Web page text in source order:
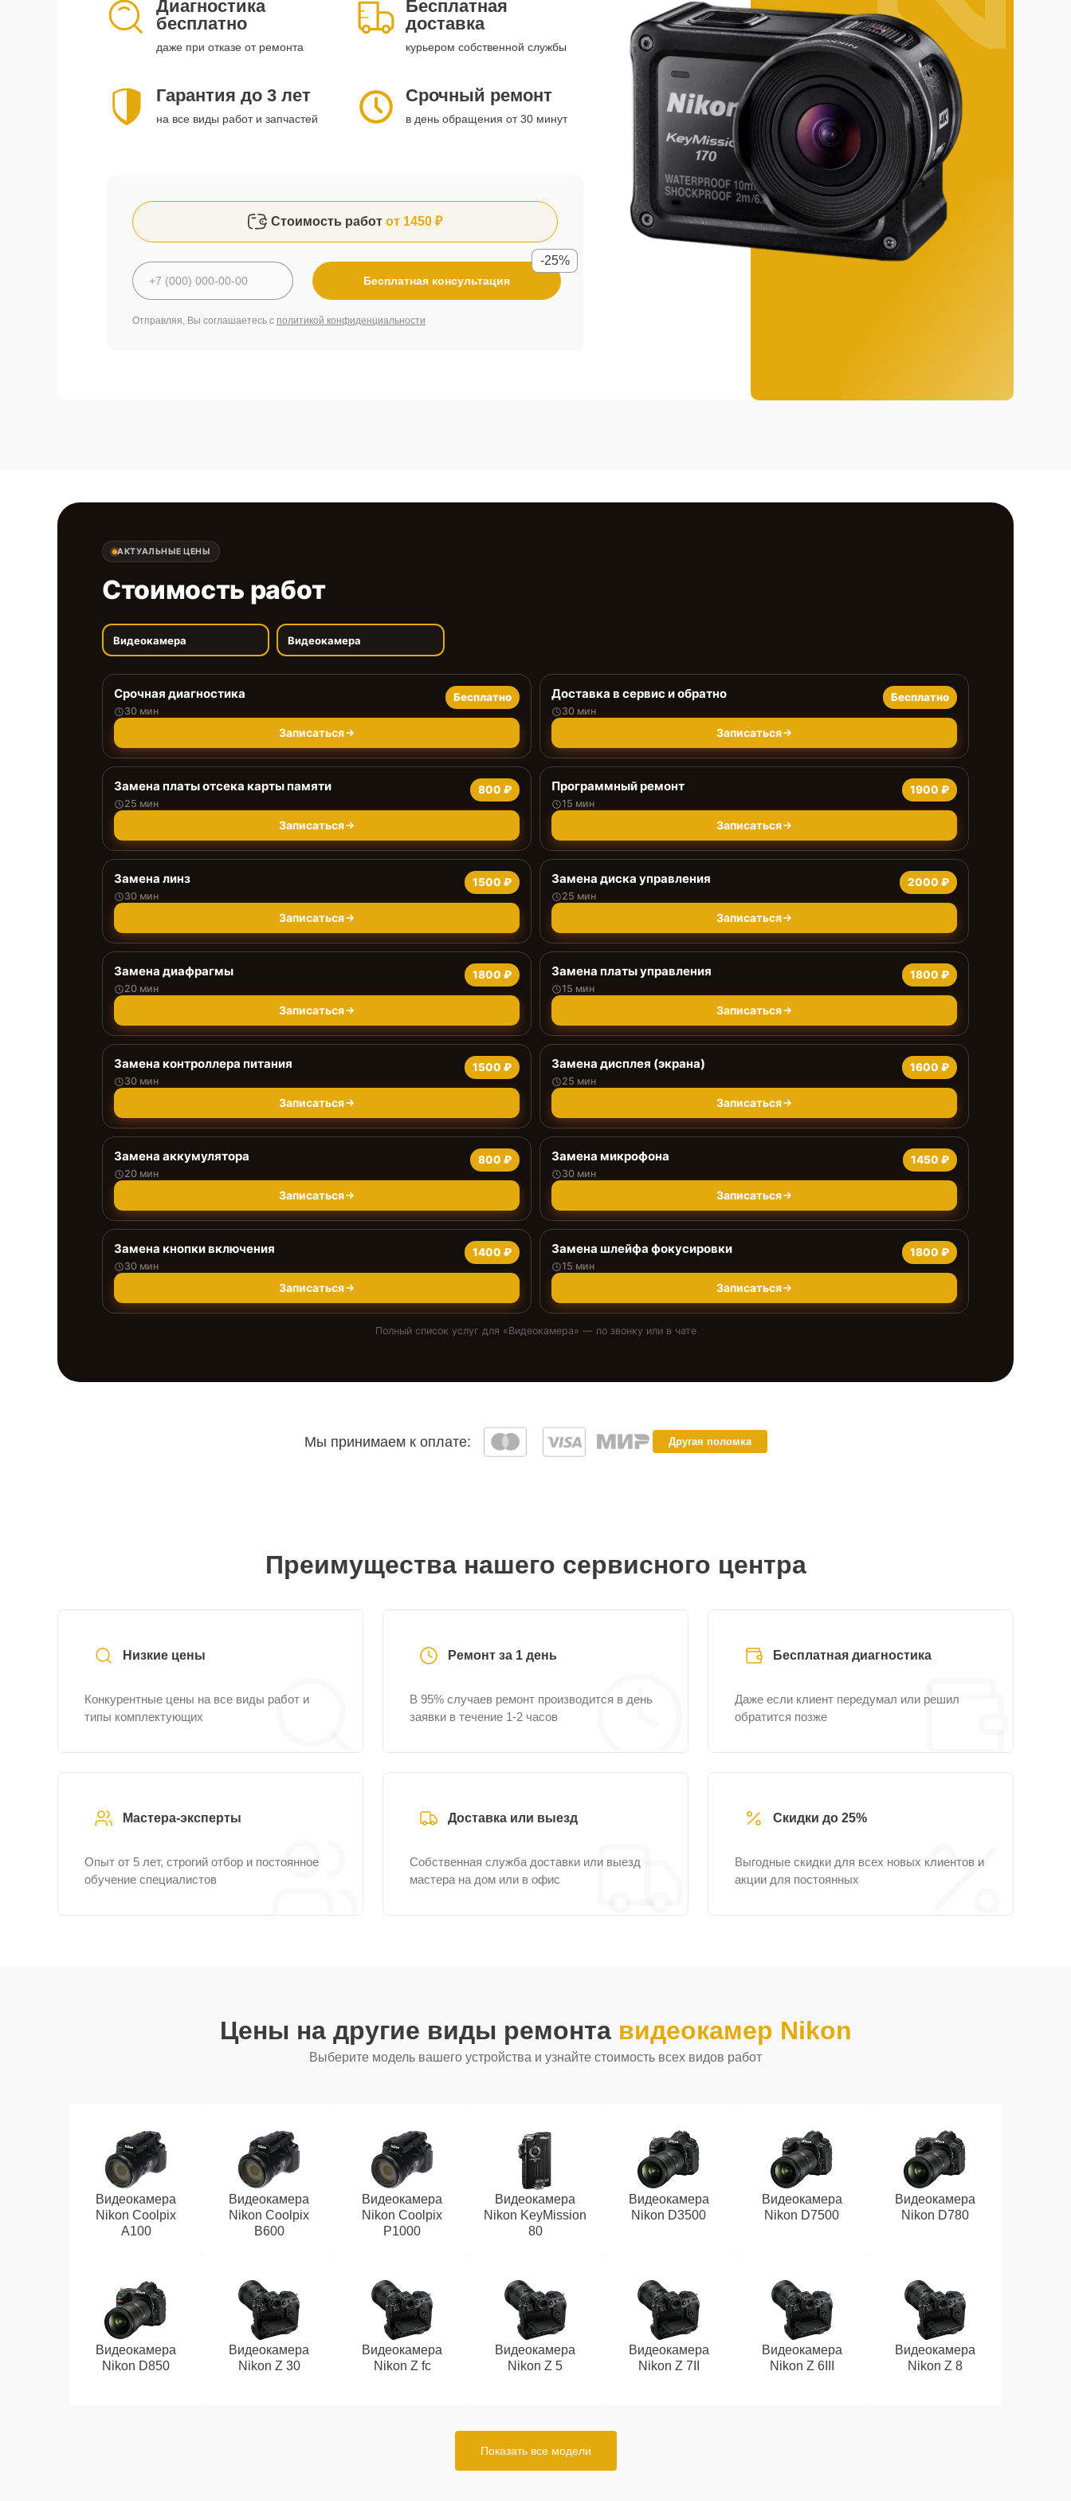
Диагностика
бесплатно
даже при отказе от ремонта
Бесплатная
доставка
курьером собственной службы
Гарантия до 3 лет
на все виды работ и запчастей
Срочный ремонт
в день обращения от 30 минут
Стоимость работ от 1450 ₽
Бесплатная консультация
-25%
Отправляя, Вы соглашаетесь с политикой конфиденциальности
АКТУАЛЬНЫЕ ЦЕНЫ
Стоимость работ
Видеокамера Видеокамера
Срочная диагностика
30 мин
Бесплатно
Записаться
Доставка в сервис и обратно
30 мин
Бесплатно
Записаться
Замена платы отсека карты памяти
25 мин
800 ₽
Записаться
Программный ремонт
15 мин
1900 ₽
Записаться
Замена линз
30 мин
1500 ₽
Записаться
Замена диска управления
25 мин
2000 ₽
Записаться
Замена диафрагмы
20 мин
1800 ₽
Записаться
Замена платы управления
15 мин
1800 ₽
Записаться
Замена контроллера питания
30 мин
1500 ₽
Записаться
Замена дисплея (экрана)
25 мин
1600 ₽
Записаться
Замена аккумулятора
20 мин
800 ₽
Записаться
Замена микрофона
30 мин
1450 ₽
Записаться
Замена кнопки включения
30 мин
1400 ₽
Записаться
Замена шлейфа фокусировки
15 мин
1800 ₽
Записаться
Полный список услуг для «Видеокамера» — по звонку или в чате
Мы принимаем к оплате: Другая поломка
Преимущества нашего сервисного центра
Низкие цены
Конкурентные цены на все виды работ и
типы комплектующих
Ремонт за 1 день
В 95% случаев ремонт производится в день
заявки в течение 1-2 часов
Бесплатная диагностика
Даже если клиент передумал или решил
обратится позже
Мастера-эксперты
Опыт от 5 лет, строгий отбор и постоянное
обучение специалистов
Доставка или выезд
Собственная служба доставки или выезд
мастера на дом или в офис
Скидки до 25%
Выгодные скидки для всех новых клиентов и
акции для постоянных
Цены на другие виды ремонта видеокамер Nikon
Выберите модель вашего устройства и узнайте стоимость всех видов работ
Видеокамера
Nikon Coolpix
A100
Видеокамера
Nikon Coolpix
B600
Видеокамера
Nikon Coolpix
P1000
Видеокамера
Nikon KeyMission
80
Видеокамера
Nikon D3500
Видеокамера
Nikon D7500
Видеокамера
Nikon D780
Видеокамера
Nikon D850
Видеокамера
Nikon Z 30
Видеокамера
Nikon Z fc
Видеокамера
Nikon Z 5
Видеокамера
Nikon Z 7II
Видеокамера
Nikon Z 6III
Видеокамера
Nikon Z 8
Показать все модели